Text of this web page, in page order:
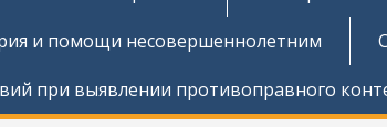
и помощи несовершеннолетним
при выявлении противоправного